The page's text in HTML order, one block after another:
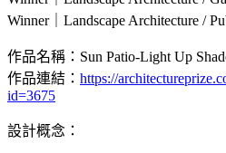
Winner｜Landscape Architecture /
作品名稱：Sun Patio-Light Up
作品連結： https://
id=3675
設計概念：